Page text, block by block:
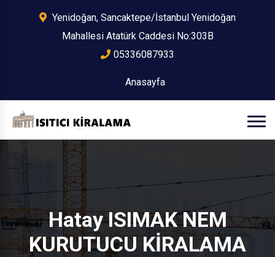
Yenidoğan, Sancaktepe/İstanbul Yenidoğan
Mahallesi Atatürk Caddesi No:303B
05336087933
Anasayfa
Hatay ISIMAK NEM
KURUTUCU KİRALAMA